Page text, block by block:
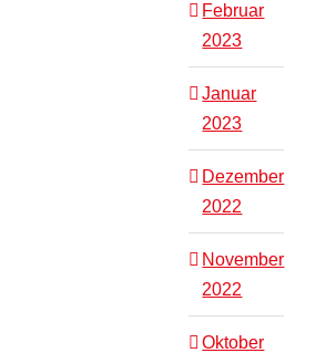
Februar
2023
Januar
2023
Dezember
2022
November
2022
Oktober